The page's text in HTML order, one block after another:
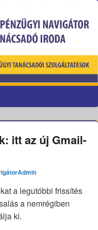
itt az új Gmail-
a legutóbbi frissítés
a nemrégiben
ki.